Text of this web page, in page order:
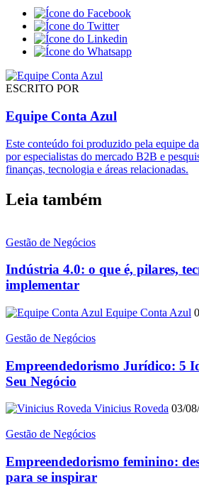
ESCRITO POR
Equipe Conta Azul
Este conteúdo foi produzido pela equipe
por especialistas do mercado B2B e
finanças, tecnologia e áreas relacionadas.
Leia também
Gestão de Negócios
Indústria 4.0: o que é, pilares,
implementar
Equipe Conta Azul
Gestão de Negócios
Empreendedorismo Jurídico: 5
Seu Negócio
Vinicius Roveda 03/
Gestão de Negócios
Empreendedorismo feminino:
para se inspirar